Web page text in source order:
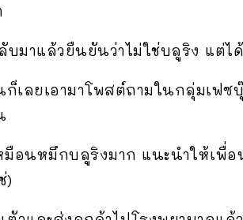
มาแล้วยืนยันว่าไม่ใช่บลูริง แต่ไ
เลยเอามาโพสต์ถามในกลุ่มเฟ
อนหมึกบลูริงมาก แนะนำให้เพื่
)